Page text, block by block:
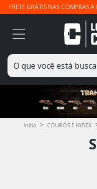
FRETE GRÁTIS NAS
Início > COUROS E KYDEX